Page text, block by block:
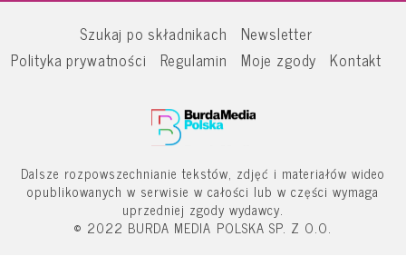
Szukaj po składnikach
Newsletter
Polityka prywatności
Regulamin Moje zgody Kontakt
Dalsze rozpowszechnianie tekstów, zdjęć i materiałów wideo
opublikowanych w serwisie w całości lub w części wymaga
uprzedniej zgody wydawcy.
© 2022 BURDA MEDIA POLSKA SP. Z O.O.